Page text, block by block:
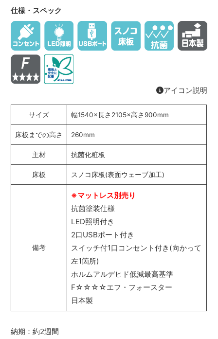
納期：約2週間
仕様・スペック
アイコン説明
サイズ 幅1540×長さ2105×高さ900mm
床板までの高さ 260mm
主材 抗菌化粧板
床板 スノコ床板(表面ウェーブ加工)
備考
※マットレス別売り
抗菌塗装仕様
LED照明付き
2口USBポート付き
スイッチ付1口コンセント付き(向かって
左1箇所)
ホルムアルデヒド低減最高基準
F☆☆☆☆エフ・フォースター
日本製